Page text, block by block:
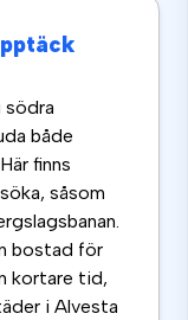
södra
både
finns
såsom
bostad för
kortare tid,
i Alvesta